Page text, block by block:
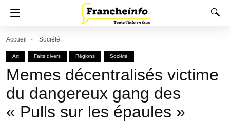
Accueil Société
Art Faits divers Régions Société
Memes décentralisés victime
du dangereux gang des
« Pulls sur les épaules »